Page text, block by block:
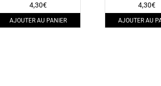
4,30€
AJOUTER AU PANIER
4,30€
AJOUTER AU